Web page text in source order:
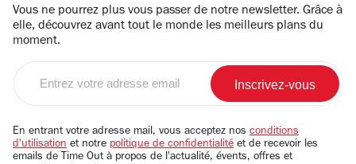
Vous ne pourrez plus vous passer de notre newsletter. Grâce à
elle, découvrez avant tout le monde les meilleurs plans du
moment.
email
En entrant votre adresse mail, vous acceptez nos conditions
d'utilisation et notre politique de confidentialité et de recevoir les
emails de Time Out à propos de l'actualité, évents, offres et